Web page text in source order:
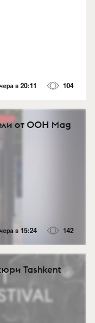
в 20:11 104
от OOH Mag
в 15:24 142
Tashkent